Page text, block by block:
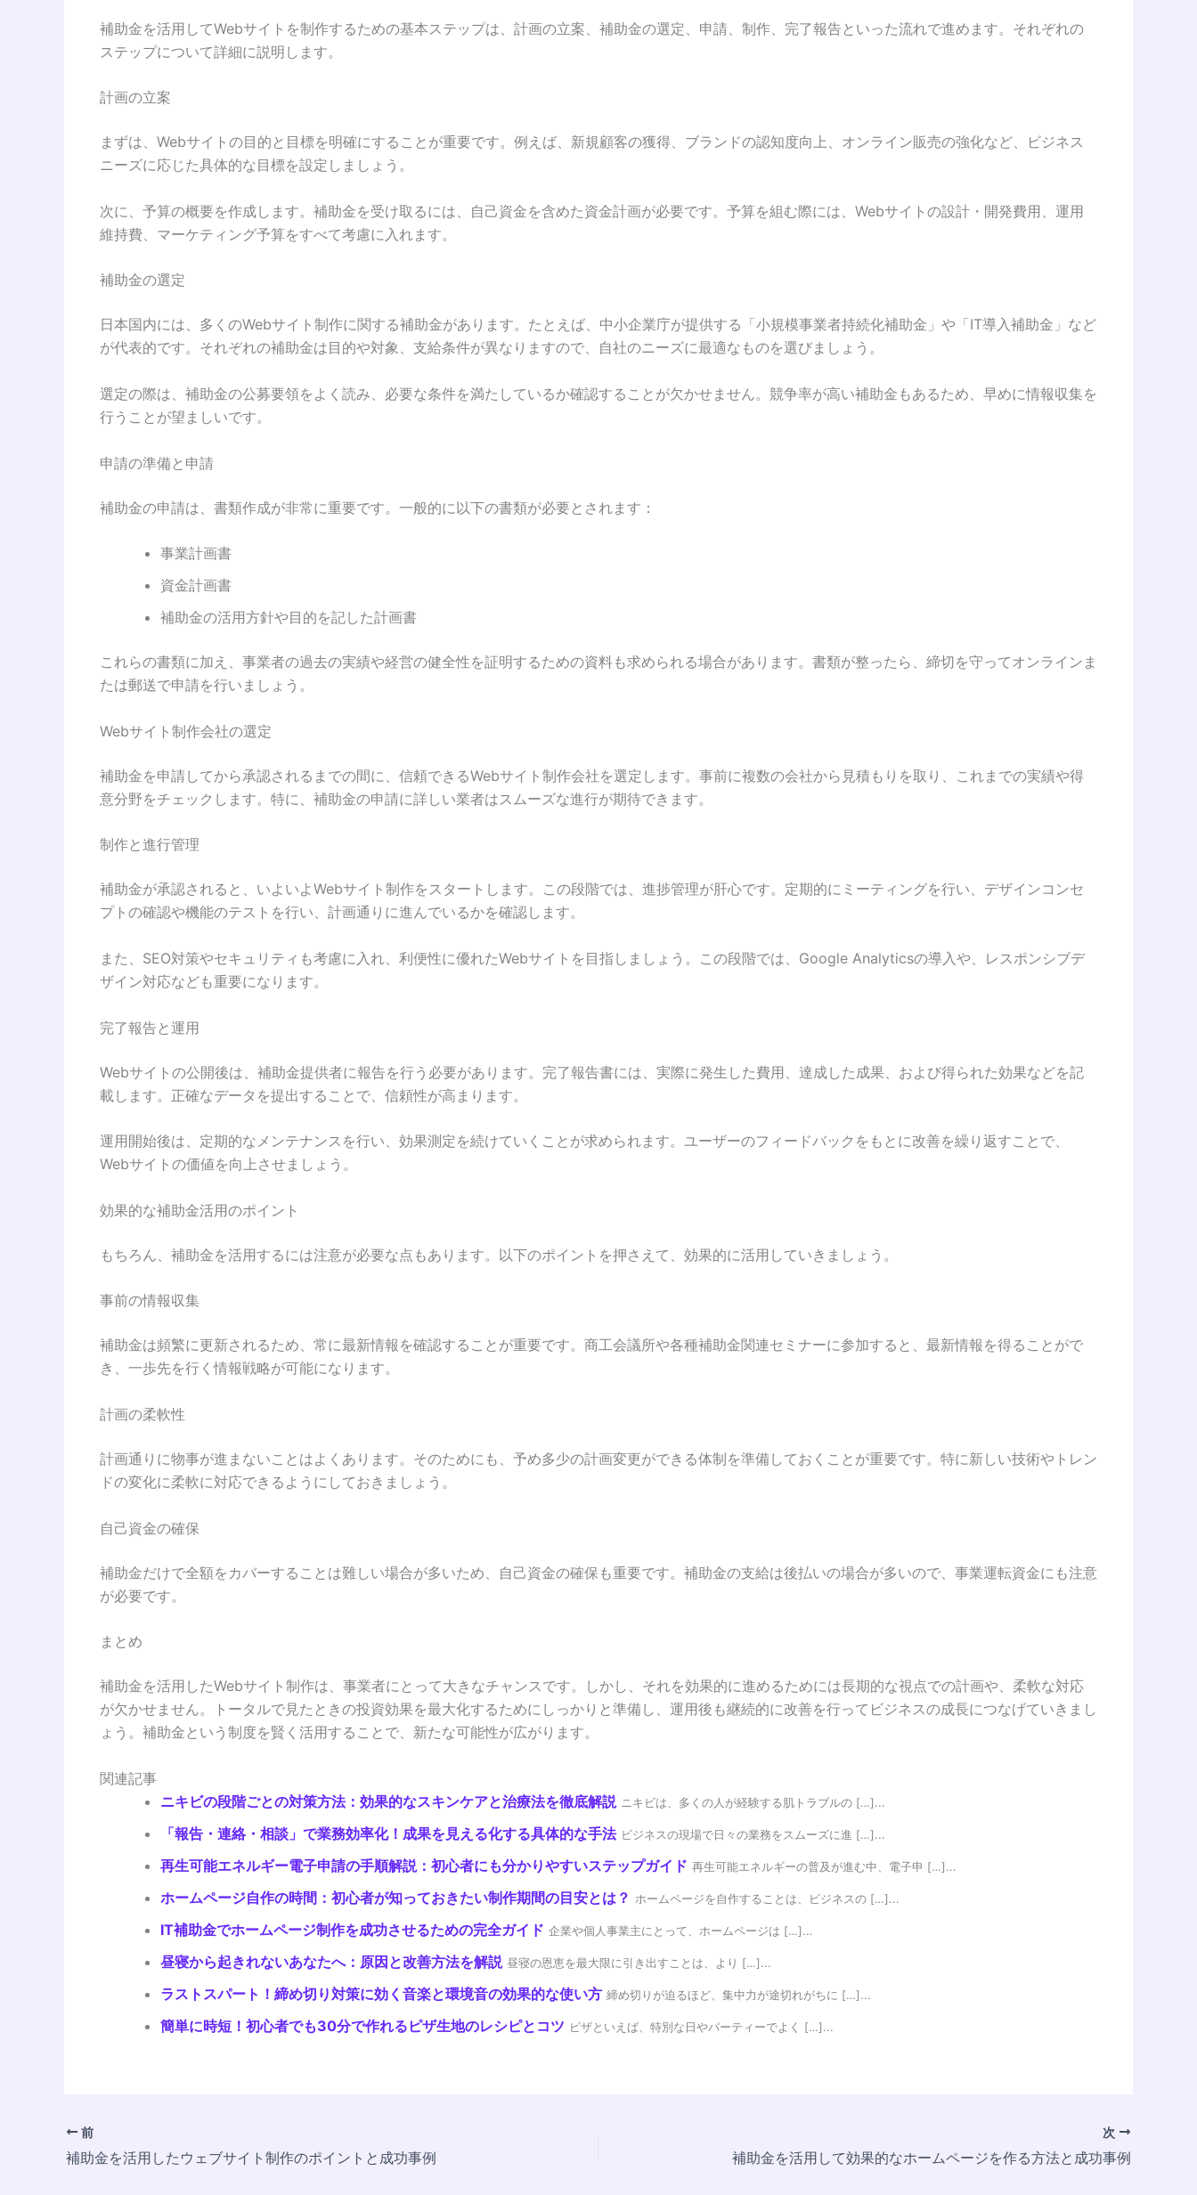
補助金を活用してWebサイトを制作するための基本ステップは、計画の立案、補助金の選定、申請、制作、完了報告といった流れで進めます。それぞれの
ステップについて詳細に説明します。
計画の立案
まずは、Webサイトの目的と目標を明確にすることが重要です。例えば、新規顧客の獲得、ブランドの認知度向上、オンライン販売の強化など、ビジネス
ニーズに応じた具体的な目標を設定しましょう。
次に、予算の概要を作成します。補助金を受け取るには、自己資金を含めた資金計画が必要です。予算を組む際には、Webサイトの設計・開発費用、運用
維持費、マーケティング予算をすべて考慮に入れます。
補助金の選定
日本国内には、多くのWebサイト制作に関する補助金があります。たとえば、中小企業庁が提供する「小規模事業者持続化補助金」や「IT導入補助金」など
が代表的です。それぞれの補助金は目的や対象、支給条件が異なりますので、自社のニーズに最適なものを選びましょう。
選定の際は、補助金の公募要領をよく読み、必要な条件を満たしているか確認することが欠かせません。競争率が高い補助金もあるため、早めに情報収集を
行うことが望ましいです。
申請の準備と申請
補助金の申請は、書類作成が非常に重要です。一般的に以下の書類が必要とされます：
事業計画書
資金計画書
補助金の活用方針や目的を記した計画書
これらの書類に加え、事業者の過去の実績や経営の健全性を証明するための資料も求められる場合があります。書類が整ったら、締切を守ってオンラインま
たは郵送で申請を行いましょう。
Webサイト制作会社の選定
補助金を申請してから承認されるまでの間に、信頼できるWebサイト制作会社を選定します。事前に複数の会社から見積もりを取り、これまでの実績や得
意分野をチェックします。特に、補助金の申請に詳しい業者はスムーズな進行が期待できます。
制作と進行管理
補助金が承認されると、いよいよWebサイト制作をスタートします。この段階では、進捗管理が肝心です。定期的にミーティングを行い、デザインコンセ
プトの確認や機能のテストを行い、計画通りに進んでいるかを確認します。
また、SEO対策やセキュリティも考慮に入れ、利便性に優れたWebサイトを目指しましょう。この段階では、Google Analyticsの導入や、レスポンシブデ
ザイン対応なども重要になります。
完了報告と運用
Webサイトの公開後は、補助金提供者に報告を行う必要があります。完了報告書には、実際に発生した費用、達成した成果、および得られた効果などを記
載します。正確なデータを提出することで、信頼性が高まります。
運用開始後は、定期的なメンテナンスを行い、効果測定を続けていくことが求められます。ユーザーのフィードバックをもとに改善を繰り返すことで、
Webサイトの価値を向上させましょう。
効果的な補助金活用のポイント
もちろん、補助金を活用するには注意が必要な点もあります。以下のポイントを押さえて、効果的に活用していきましょう。
事前の情報収集
補助金は頻繁に更新されるため、常に最新情報を確認することが重要です。商工会議所や各種補助金関連セミナーに参加すると、最新情報を得ることがで
き、一歩先を行く情報戦略が可能になります。
計画の柔軟性
計画通りに物事が進まないことはよくあります。そのためにも、予め多少の計画変更ができる体制を準備しておくことが重要です。特に新しい技術やトレン
ドの変化に柔軟に対応できるようにしておきましょう。
自己資金の確保
補助金だけで全額をカバーすることは難しい場合が多いため、自己資金の確保も重要です。補助金の支給は後払いの場合が多いので、事業運転資金にも注意
が必要です。
まとめ
補助金を活用したWebサイト制作は、事業者にとって大きなチャンスです。しかし、それを効果的に進めるためには長期的な視点での計画や、柔軟な対応
が欠かせません。トータルで見たときの投資効果を最大化するためにしっかりと準備し、運用後も継続的に改善を行ってビジネスの成長につなげていきまし
ょう。補助金という制度を賢く活用することで、新たな可能性が広がります。
関連記事
ニキビの段階ごとの対策方法：効果的なスキンケアと治療法を徹底解説 ニキビは、多くの人が経験する肌トラブルの […]...
「報告・連絡・相談」で業務効率化！成果を見える化する具体的な手法 ビジネスの現場で日々の業務をスムーズに進 […]...
再生可能エネルギー電子申請の手順解説：初心者にも分かりやすいステップガイド 再生可能エネルギーの普及が進む中、電子申 […]...
ホームページ自作の時間：初心者が知っておきたい制作期間の目安とは？ ホームページを自作することは、ビジネスの […]...
IT補助金でホームページ制作を成功させるための完全ガイド 企業や個人事業主にとって、ホームページは […]...
昼寝から起きれないあなたへ：原因と改善方法を解説 昼寝の恩恵を最大限に引き出すことは、より […]...
ラストスパート！締め切り対策に効く音楽と環境音の効果的な使い方 締め切りが迫るほど、集中力が途切れがちに […]...
簡単に時短！初心者でも30分で作れるピザ生地のレシピとコツ ピザといえば、特別な日やパーティーでよく […]...
前
補助金を活用したウェブサイト制作のポイントと成功事例
次
補助金を活用して効果的なホームページを作る方法と成功事例